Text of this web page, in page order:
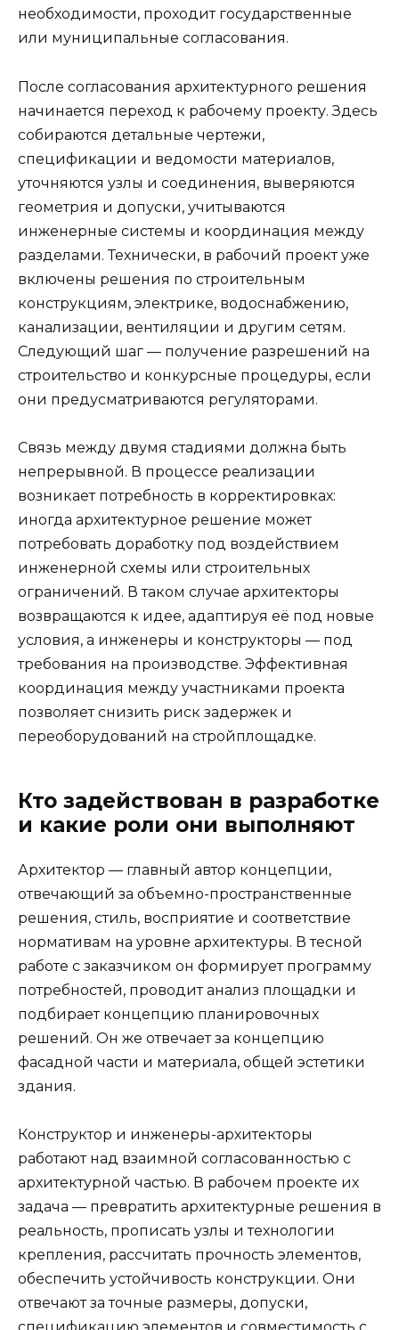
необходимости, проходит государственные
или муниципальные согласования.
После согласования архитектурного решения
начинается переход к рабочему проекту. Здесь
собираются детальные чертежи,
спецификации и ведомости материалов,
уточняются узлы и соединения, выверяются
геометрия и допуски, учитываются
инженерные системы и координация между
разделами. Технически, в рабочий проект уже
включены решения по строительным
конструкциям, электрике, водоснабжению,
канализации, вентиляции и другим сетям.
Следующий шаг — получение разрешений на
строительство и конкурсные процедуры, если
они предусматриваются регуляторами.
Связь между двумя стадиями должна быть
непрерывной. В процессе реализации
возникает потребность в корректировках:
иногда архитектурное решение может
потребовать доработку под воздействием
инженерной схемы или строительных
ограничений. В таком случае архитекторы
возвращаются к идее, адаптируя её под новые
условия, а инженеры и конструкторы — под
требования на производстве. Эффективная
координация между участниками проекта
позволяет снизить риск задержек и
переоборудований на стройплощадке.
Кто задействован в разработке
и какие роли они выполняют
Архитектор — главный автор концепции,
отвечающий за объемно-пространственные
решения, стиль, восприятие и соответствие
нормативам на уровне архитектуры. В тесной
работе с заказчиком он формирует программу
потребностей, проводит анализ площадки и
подбирает концепцию планировочных
решений. Он же отвечает за концепцию
фасадной части и материала, общей эстетики
здания.
Конструктор и инженеры-архитекторы
работают над взаимной согласованностью с
архитектурной частью. В рабочем проекте их
задача — превратить архитектурные решения в
реальность, прописать узлы и технологии
крепления, рассчитать прочность элементов,
обеспечить устойчивость конструкции. Они
отвечают за точные размеры, допуски,